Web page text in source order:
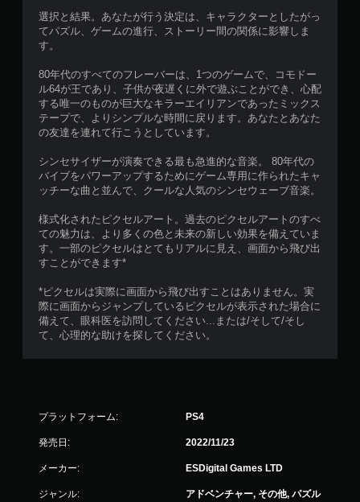
選択と結果。あなたが行う決定は、キャラクターとしたがっ
てパズル、ゲームの進行、ストーリー間の関係に影響しま
す。
80年代のすべてのフレーバーは、1つのゲームで、コモドー
ル64が王であり、子供が夜遅くに外で遊ぶことができ、心配
する唯一のものが巨大なキラーエイリアンであったミックス
テープで、よりシンプルな時間に戻ります。あなたとあなた
の友達を連れて行こうとしています。
シンセサイザーが演奏できる最も急進的な音楽。 80年代の
バイブをパワーアップするためにゲーム専用に作られたキャ
ッチーな曲と並んで、クールな人気のシンセウェーブ音楽。
様式化されたピクセルアート。過去のピクセルアートのすべ
ての魅力は、より多くの色と未来の新しい効果を備えていま
す。一部のピクセルはとてもリアルに見え、画面から飛び出
すことができます*
*ピクセルは実際に画面から飛び出すことはありません。実
際に画面からジャンプしているピクセルが表示された場合に
備えて、眼科医を訪問してください...または/そして/そし
て、心理的な助けを探してください。
プラットフォーム: PS4
発売日: 2022/11/23
メーカー: ESDigital Games LTD
ジャンル: アドベンチャー, その他, パズル